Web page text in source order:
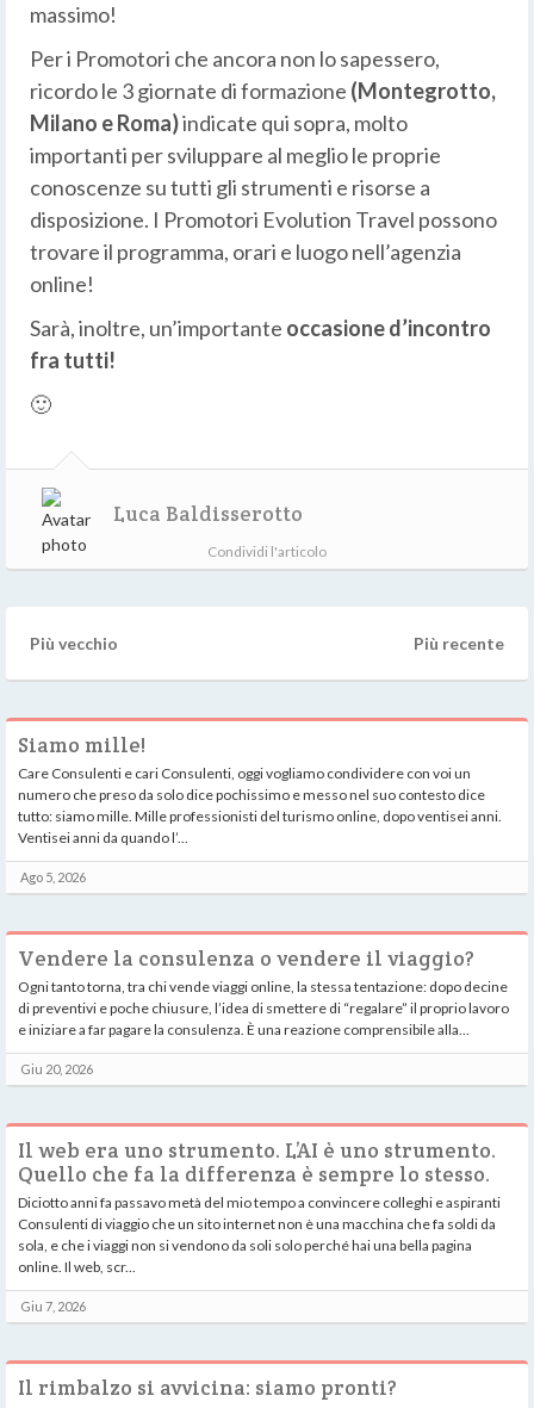
massimo!
Per i Promotori che ancora non lo sapessero,
ricordo le 3 giornate di formazione (Montegrotto,
Milano e Roma)indicate qui sopra, molto
importanti per sviluppare al meglio le proprie
conoscenze su tutti gli strumenti e risorse a
disposizione. I Promotori Evolution Travel possono
trovare il programma, orari e luogo nell’agenzia
online!
Sarà, inoltre, un’importante occasione d’incontro
fra tutti!
🙂
Luca Baldisserotto
Condividi l'articolo
Più vecchio Più recente
Siamo mille!
Care Consulenti e cari Consulenti, oggi vogliamo condividere con voi un
numero che preso da solo dice pochissimo e messo nel suo contesto dice
tutto: siamo mille. Mille professionisti del turismo online, dopo ventisei anni.
Ventisei anni da quando l’...
Ago 5, 2026
Vendere la consulenza o vendere il viaggio?
Ogni tanto torna, tra chi vende viaggi online, la stessa tentazione: dopo decine
di preventivi e poche chiusure, l’idea di smettere di “regalare” il proprio lavoro
e iniziare a far pagare la consulenza. È una reazione comprensibile alla...
Giu 20, 2026
Il web era uno strumento. L’AI è uno strumento.
Quello che fa la differenza è sempre lo stesso.
Diciotto anni fa passavo metà del mio tempo a convincere colleghi e aspiranti
Consulenti di viaggio che un sito internet non è una macchina che fa soldi da
sola, e che i viaggi non si vendono da soli solo perché hai una bella pagina
online. Il web, scr...
Giu 7, 2026
Il rimbalzo si avvicina: siamo pronti?